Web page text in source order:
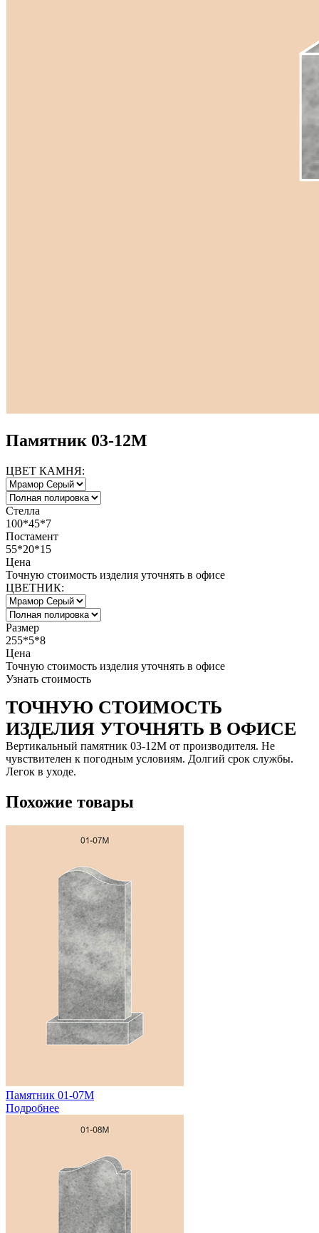
Памятник 03-12М
ЦВЕТ КАМНЯ:
Стелла
100*45*7
Постамент
55*20*15
Цена
Точную стоимость изделия уточнять в офисе
ЦВЕТНИК:
Размер
255*5*8
Цена
Точную стоимость изделия уточнять в офисе
Узнать стоимость
ТОЧНУЮ СТОИМОСТЬ
ИЗДЕЛИЯ УТОЧНЯТЬ В ОФИСЕ
Вертикальный памятник 03-12М от производителя. Не
чувствителен к погодным условиям. Долгий срок службы.
Легок в уходе.
Похожие товары
Памятник 01-07М
Подробнее